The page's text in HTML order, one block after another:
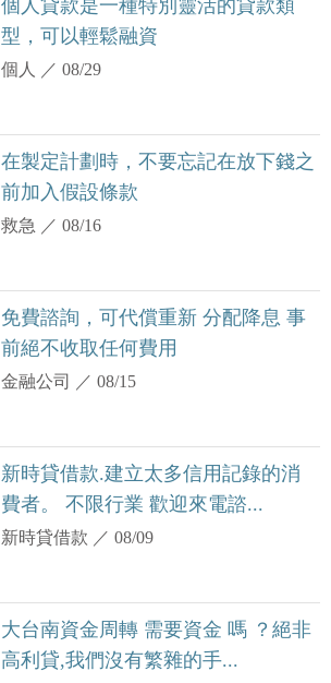
個人貸款是一種特別靈活的貸款類
型，可以輕鬆融資
個人 ／08/29
在製定計劃時，不要忘記在放下錢之
前加入假設條款
救急 ／08/16
免費諮詢，可代償重新 分配降息 事
前絕不收取任何費用
金融公司 ／08/15
新時貸借款.建立太多信用記錄的消
費者。 不限行業 歡迎來電諮...
新時貸借款 ／08/09
大台南資金周轉 需要資金 嗎 ？絕非
高利貸,我們沒有繁雜的手...